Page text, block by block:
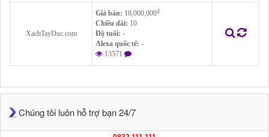
XachTayDuc.com
Giá bán: 18,000,000đ
Chiều dài: 10
Độ tuổi: -
Alexa quốc tế: -
13571
Chúng tôi luôn hỗ trợ bạn 24/7